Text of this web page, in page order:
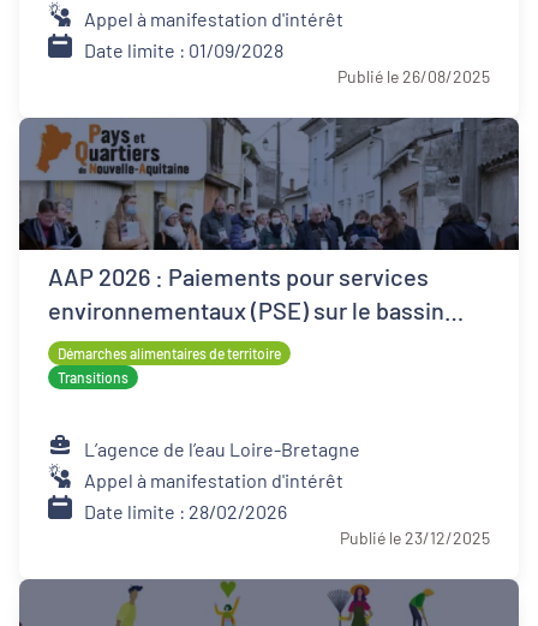
Appel à manifestation d'intérêt
Date limite : 01/09/2028
Publié le 26/08/2025
AAP 2026 : Paiements pour services
environnementaux (PSE) sur le bassin
Loire-Bretagne
Démarches alimentaires de territoire
Transitions
L’agence de l’eau Loire-Bretagne
Appel à manifestation d'intérêt
Date limite : 28/02/2026
Publié le 23/12/2025